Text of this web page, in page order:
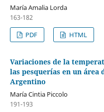
María Amalia Lorda
163-182
PDF
HTML
Variaciones de la
las pesquerías en un
Argentino
María Cintia Piccolo
191-193